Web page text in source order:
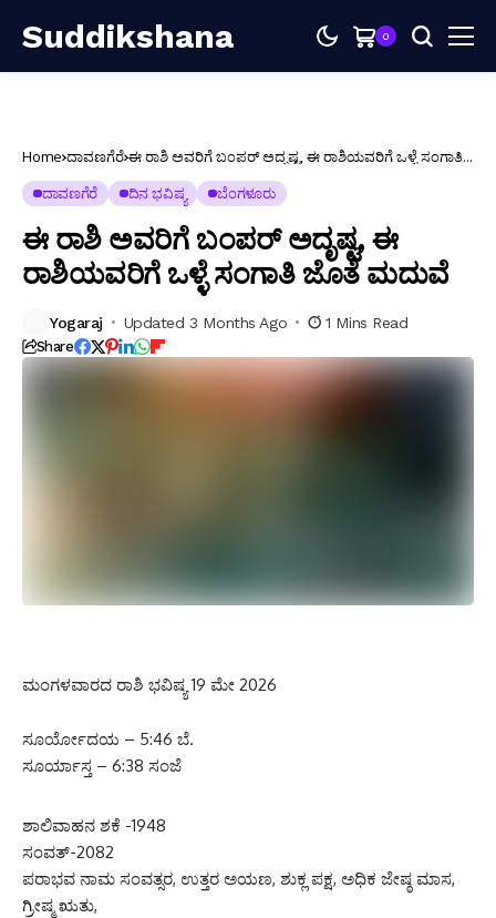
Suddikshana 0
Home ದಾವಣಗೆರೆ ಈ ರಾಶಿ ಅವರಿಗೆ ಬಂಪರ್ ಅದೃಷ್ಟ, ಈ ರಾಶಿಯವರಿಗೆ ಒಳ್ಳೆ ಸಂಗಾತಿ
ದಾವಣಗೆರೆ ದಿನ ಭವಿಷ್ಯ ಬೆಂಗಳೂರು
ಈ ರಾಶಿ ಅವರಿಗೆ ಬಂಪರ್ ಅದೃಷ್ಟ, ಈ
ರಾಶಿಯವರಿಗೆ ಒಳ್ಳೆ ಸಂಗಾತಿ ಜೊತೆ ಮದುವೆ
Yogaraj Updated 3 Months Ago 1 Mins Read
Share
ಮಂಗಳವಾರದ ರಾಶಿ ಭವಿಷ್ಯ 19 ಮೇ 2026
ಸೂರ್ಯೋದಯ – 5:46 ಬೆ.
ಸೂರ್ಯಾಸ್ತ – 6:38 ಸಂಜೆ
ಶಾಲಿವಾಹನ ಶಕೆ -1948
ಸಂವತ್-2082
ಪರಾಭವ ನಾಮ ಸಂವತ್ಸರ, ಉತ್ತರ ಅಯಣ, ಶುಕ್ಲ ಪಕ್ಷ, ಅಧಿಕ ಜೇಷ್ಠ ಮಾಸ,
ಗ್ರೀಷ್ಮ ಋತು,